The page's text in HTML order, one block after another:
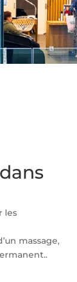
les
massage,